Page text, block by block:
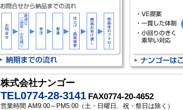
株式会社ナンゴー
TEL0774-28-3141 FAX0774-20-4652
営業時間 AM9:00～PM5:00（土・日曜日、祝・祭日は除く）